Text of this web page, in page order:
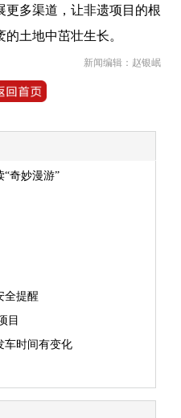
更多渠道，让非遗项目的根
土地中茁壮生长。
新闻编辑：赵银岷
奇妙漫游”
全提醒
目
车时间有变化